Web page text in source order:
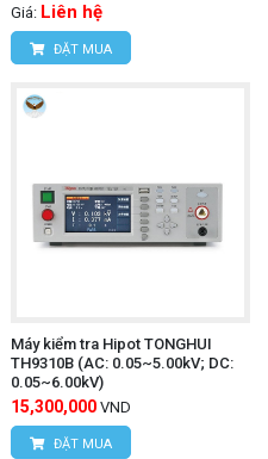
Giá: Liên hệ
ĐẶT MUA
Máy kiểm tra Hipot TONGHUI
TH9310B (AC: 0.05~5.00kV; DC:
0.05~6.00kV)
15,300,000 VND
ĐẶT MUA